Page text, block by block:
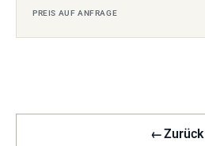
PREIS AUF ANFRAGE
←Zurück